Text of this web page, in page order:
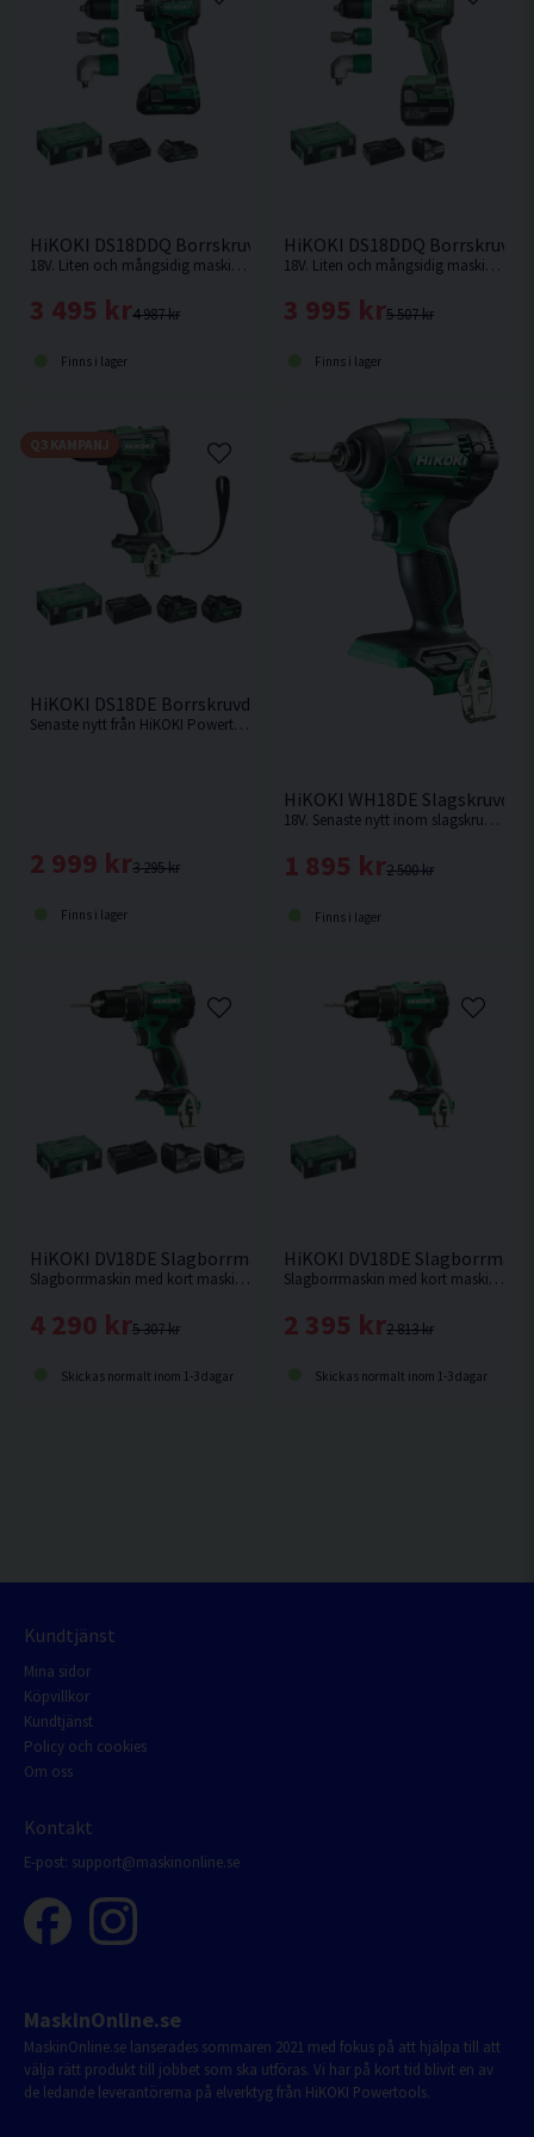
HiKOKI DS18DDQ Borrskruvdragare 18V (2x2,0Ah)
18V. Liten och mångsidig maskin med fyra chuckar i kompakt maskinkropp ger maximal åtkomst i trånga utrymmen.
4 987 kr
3 495 kr
Finns i lager
HiKOKI DS18DDQ
18V. Liten och mångsidig maskin med fyra chuckar i kompakt maskinkropp ger maximal åtkomst i trånga utrymmen.
5 507 kr
3 995 kr
Finns i lager
HiKOKI DS18DE Borrskruvdragare 18V (2x5,0Ah) Inkl 32
Senaste nytt från HiKOKI Powertools. Borrskruvdragare med kort maskinkropp och enastående balans med inbyggd säkerhetsfunktion mot "Kick back" Den bästa proffsborrskruvdragaren från HiKOKI !
3 295 kr
2 999 kr
Finns i lager
Q3 KAMPANJ
HiKOKI WH18DE
18V. Senaste nytt inom slagskruvdragare från HiKOKI. Levereras utan batteri, laddare och låda men med manual.
2 500 kr
1 895 kr
Finns i lager
HiKOKI DV18DE Slagborrmaskin 18V (2x5,0Ah)
Slagborrmaskin med kort maskinkropp och enastående balans. Ersättare till DV18DBSL.
5 307 kr
4 290 kr
Skickas normalt inom 1-3 dagar
HiKOKI DV18DE
Slagborrmaskin med kort maskinkropp och enastående balans. Levereras utan batteri & laddare. Ersättare till DV18DBSL.
2 813 kr
2 395 kr
Skickas normalt inom 1-3 dagar
Kundtjänst
Mina sidor
Köpvillkor
Kundtjänst
Policy och cookies
Om oss
Kontakt
E-post: support@maskinonline.se
MaskinOnline.se
MaskinOnline.se lanserades sommaren 2021 med fokus på att hjälpa till att
välja rätt produkt till jobbet som ska utföras. Vi har på kort tid blivit en av
de ledande leverantörerna på elverktyg från HiKOKI Powertools.